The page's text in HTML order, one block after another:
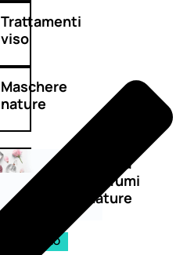
Trattamenti
viso
Maschere
nature
Novità
profumi
nature
PROMO